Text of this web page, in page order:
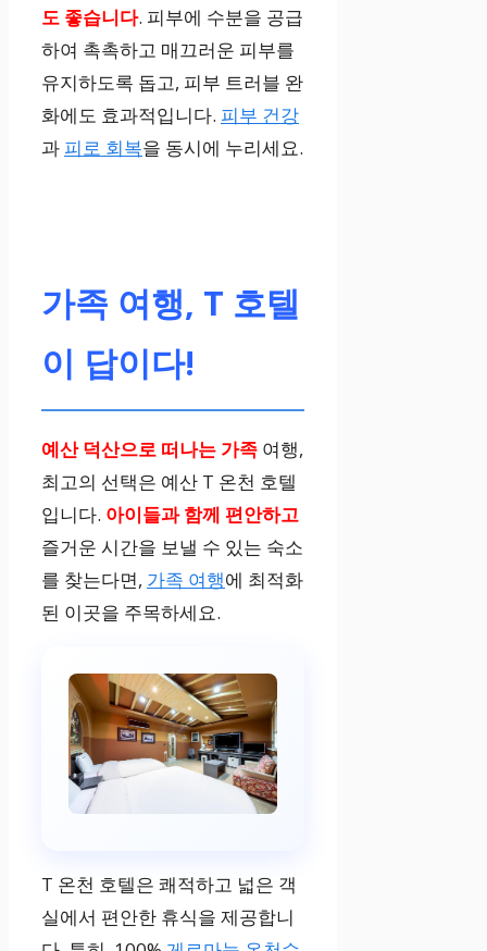
도 좋습니다. 피부에 수분을 공급
하여 촉촉하고 매끄러운 피부를
유지하도록 돕고, 피부 트러블 완
화에도 효과적입니다. 피부 건강
과 피로 회복을 동시에 누리세요.
가족 여행, T 호텔
이 답이다!
예산 덕산으로 떠나는 가족 여행,
최고의 선택은 예산 T 온천 호텔
입니다. 아이들과 함께 편안하고
즐거운 시간을 보낼 수 있는 숙소
를 찾는다면, 가족 여행에 최적화
된 이곳을 주목하세요.
T 온천 호텔은 쾌적하고 넓은 객
실에서 편안한 휴식을 제공합니